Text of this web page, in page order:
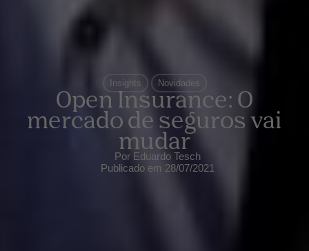
Insights Novidades
Open Insurance: O
mercado de seguros vai
mudar
Por Eduardo Tesch
Publicado em 28/07/2021